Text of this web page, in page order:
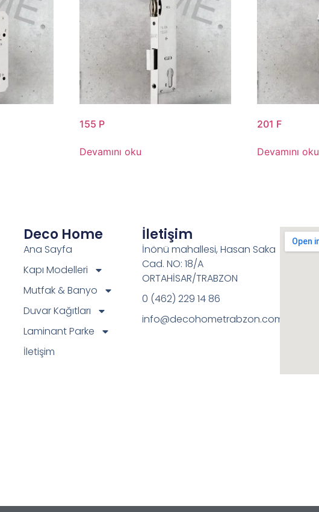
155 P
Devamını oku
201 F
Devamını oku
Deco Home
Ana Sayfa
Kapı Modelleri
Mutfak & Banyo
Duvar Kağıtları
Laminant Parke
İletişim
İletişim
İnönü mahallesi, Hasan Saka
Cad. NO: 18/A
ORTAHİSAR/TRABZON
0 (462) 229 14 86
info@decohometrabzon.com